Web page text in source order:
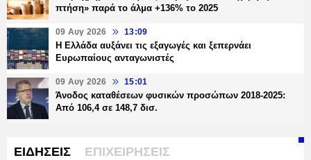
πτήση» παρά το άλμα +136% το 2025
09 Αυγ 2026 13:09
Η Ελλάδα αυξάνει τις εξαγωγές και ξεπερνάει
Ευρωπαίους ανταγωνιστές
09 Αυγ 2026 15:01
Άνοδος καταθέσεων φυσικών προσώπων 2018-2025:
Από 106,4 σε 148,7 δισ.
ΕΙΔΗΣΕΙΣ ΕΠΙΧΕΙΡΗΣΕΙΣ